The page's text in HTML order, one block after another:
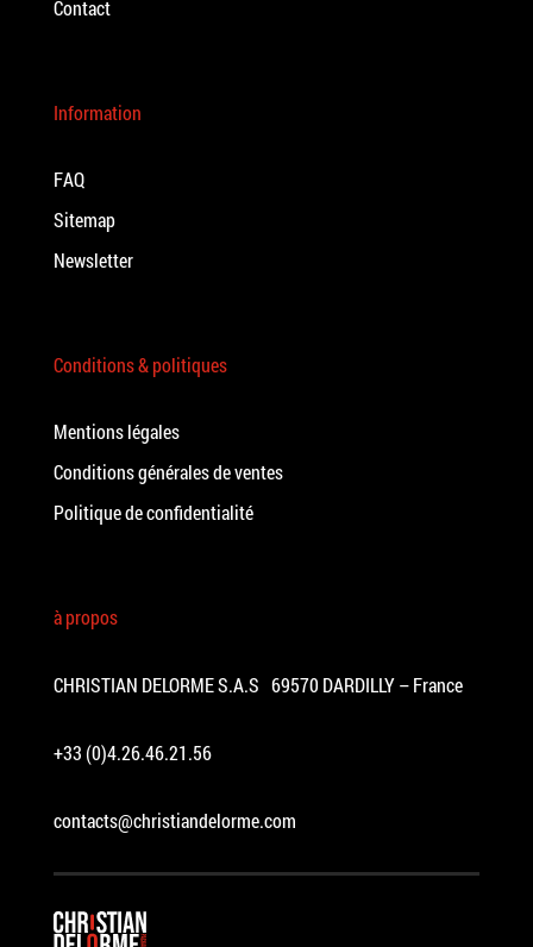
Contact
Information
FAQ
Sitemap
Newsletter
Conditions & politiques
Mentions légales
Conditions générales de ventes
Politique de confidentialité
à propos
CHRISTIAN DELORME S.A.S 69570 DARDILLY – France
+33 (0)4.26.46.21.56
contacts@christiandelorme.com